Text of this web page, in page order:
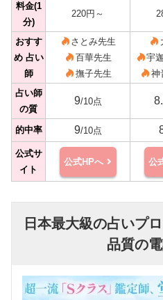
料金(1
分)
220円～
おすす
め 占い
師
さとみ先生
百華先生
撫子先生
宇
神
占い師
の質
9/10点
的中率 9/10点
公式サ
イト
公式HPへ 公
日本最大級の占いプ
品質の